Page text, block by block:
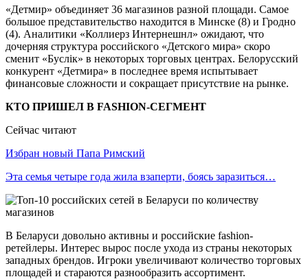
«Детмир» объединяет 36 магазинов разной площади. Самое
большое представительство находится в Минске (8) и Гродно
(4). Аналитики «Коллиерз Интернешнл» ожидают, что
дочерняя структура российского «Детского мира» скоро
сменит «Буслiк» в некоторых торговых центрах. Белорусский
конкурент «Детмира» в последнее время испытывает
финансовые сложности и сокращает присутствие на рынке.
КТО ПРИШЕЛ В FASHION-СЕГМЕНТ
Сейчас читают
Избран новый Папа Римский
Эта семья четыре года жила взаперти, боясь заразиться…
В Беларуси довольно активны и российские fashion-
ретейлеры. Интерес вырос после ухода из страны некоторых
западных брендов. Игроки увеличивают количество торговых
площадей и стараются разнообразить ассортимент.